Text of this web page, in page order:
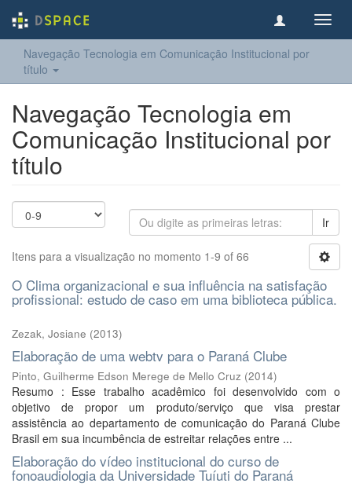
Navegação Tecnologia em Comunicação Institucional por
título
Navegação Tecnologia em
Comunicação Institucional por
título
Ir
Itens para a visualização no momento 1-9 of 66
O Clima organizacional e sua influência na satisfação
profissional: estudo de caso em uma biblioteca pública.
Zezak, Josiane (2013)
Elaboração de uma webtv para o Paraná Clube
Pinto, Guilherme Edson Merege de Mello Cruz (2014)
Resumo : Esse trabalho acadêmico foi desenvolvido com o
objetivo de propor um produto/serviço que visa prestar
assistência ao departamento de comunicação do Paraná Clube
Brasil em sua incumbência de estreitar relações entre ...
Elaboração do vídeo institucional do curso de
fonoaudiologia da Universidade Tuíuti do Paraná